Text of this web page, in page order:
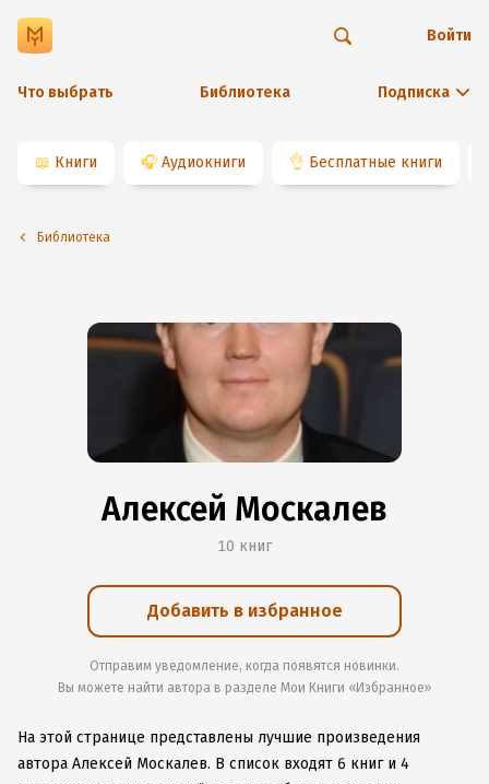
Что выбрать Библиотека Подписка
Войти
📖 Книги 🎧 Аудиокниги 👌 Бесплатные книги
Библиотека
Алексей Москалев
10 книг
Добавить в избранное
Отправим уведомление, когда появятся новинки.
Вы можете найти автора в разделе Мои Книги «Избранное»
На этой странице представлены лучшие произведения
автора Алексей Москалев. В список входят 6 книг и 4